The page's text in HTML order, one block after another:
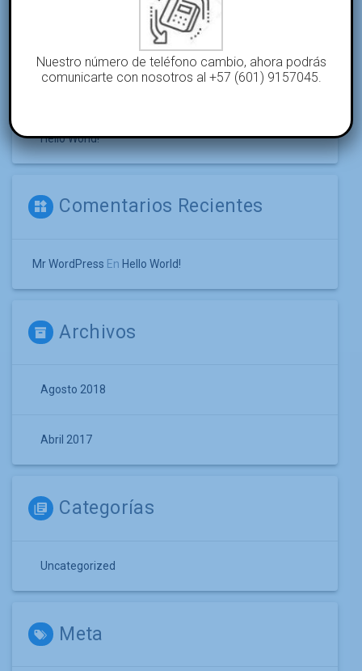
Entradas Recientes
Hello World!
Comentarios Recientes
Mr WordPress En Hello World!
Archivos
Agosto 2018
Abril 2017
Categorías
Uncategorized
Meta
Nuestro número de teléfono cambio, ahora podrás
comunicarte con nosotros al +57 (601) 9157045.